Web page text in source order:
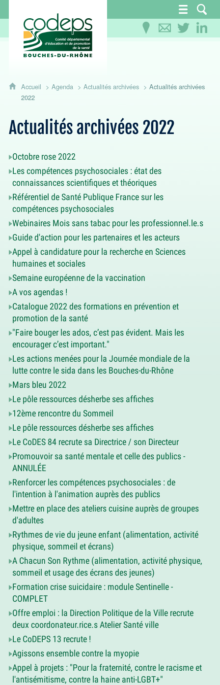
CoDEPS 13 - Comité départemental
Accueil Agenda Actualités archivées
Actualités archivées
2022
Actualités archivées 2022
Octobre rose 2022
Les compétences psychosociales : état des
connaissances scientifiques et théoriques
Référentiel de Santé Publique France sur les
compétences psychosociales
Webinaires Mois sans tabac pour les professionnel.le.s
Guide d'action pour les partenaires et les acteurs
Appel à candidature pour la recherche en Sciences
humaines et sociales
Semaine européenne de la vaccination
A vos agendas !
Catalogue 2022 des formations en prévention et
promotion de la santé
"Faire bouger les ados, c’est pas évident. Mais les
encourager c’est important."
Les actions menées pour la Journée mondiale de la
lutte contre le sida dans les Bouches-du-Rhône
Mars bleu 2022
Le pôle ressources désherbe ses affiches
12ème rencontre du Sommeil
Le pôle ressources désherbe ses affiches
Le CoDES 84 recrute sa Directrice / son Directeur
Promouvoir sa santé mentale et celle des publics -
ANNULÉE
Renforcer les compétences psychosociales : de
l'intention à l'animation auprès des publics
Mettre en place des ateliers cuisine auprès de groupes
d'adultes
Rythmes de vie du jeune enfant (alimentation, activité
physique, sommeil et écrans)
A Chacun Son Rythme (alimentation, activité physique,
sommeil et usage des écrans des jeunes)
Formation crise suicidaire : module Sentinelle -
COMPLET
Offre emploi : la Direction Politique de la Ville recrute
deux coordonateur.rice.s Atelier Santé ville
Le CoDEPS 13 recrute !
Agissons ensemble contre la myopie
Appel à projets : "Pour la fraternité, contre le racisme et
l'antisémitisme, contre la haine anti-LGBT+"